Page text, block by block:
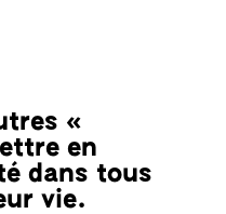
«
en
dans tous
vie.